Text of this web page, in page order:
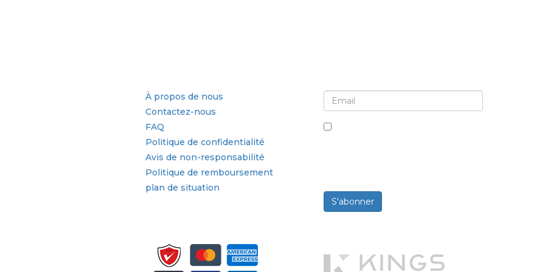
À propos de nous
Contactez-nous
FAQ
Politique de confidentialité
Avis de non-responsabilité
Politique de remboursement
plan de situation
S'abonner